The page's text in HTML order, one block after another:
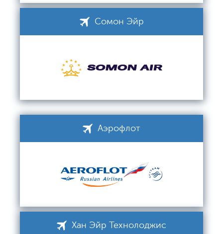
Сомон Эйр
Аэрофлот
Хан Эйр Технолоджис